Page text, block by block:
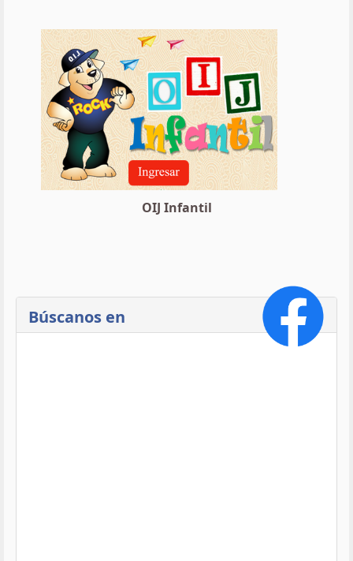
OIJ Infantil
Búscanos en